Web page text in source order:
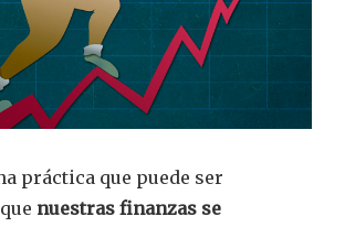
práctica que puede ser
nuestras finanzas se